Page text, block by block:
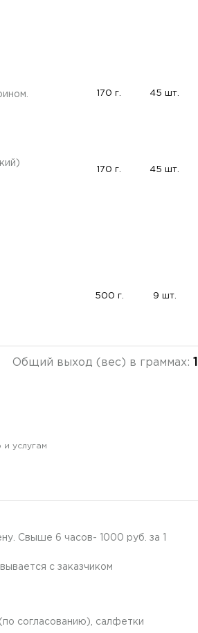
170 г. 45 шт.
170 г. 45 шт.
500 г. 9 шт.
Общий выход (вес) в граммах:
услугам
Свыше 6 часов- 1000 руб. за 1
с заказчиком
согласованию), салфетки